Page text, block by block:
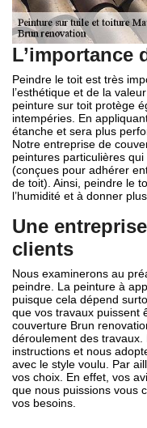
L’importance
Peindre le toit est très
l’esthétique et de la
peinture sur toit protège
intempéries. En
étanche et sera plus
Notre entreprise de
peintures particulières
(conçues pour adhérer
de toit). Ainsi, peindre le
l’humidité et à donner
Une
clients
Nous examinerons au
peindre. La peinture à
puisque cela dépend
que vos travaux puissent
couverture Brun
déroulement des
instructions et nous
avec le style voulu. Par
vos choix. En effet, vos
que nous puissions vous
vos besoins.